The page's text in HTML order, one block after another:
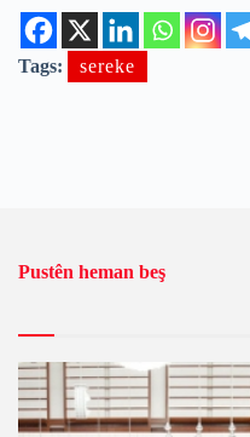
Tags: sereke
Pustên heman beş